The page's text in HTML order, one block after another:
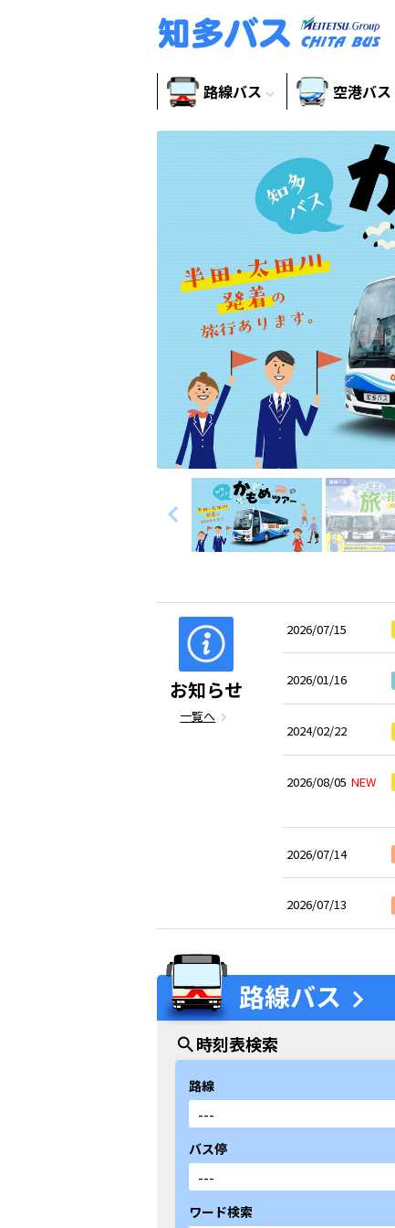
路線バス expand_more 空港バス
navigate_before
お知らせ
一覧へ chevron_right
2026/07/15
2026/01/16
2024/02/22
2026/08/05 NEW
2026/07/14
2026/07/13
路線バス chevron_right
search時刻表検索
路線
バス停
ワード検索